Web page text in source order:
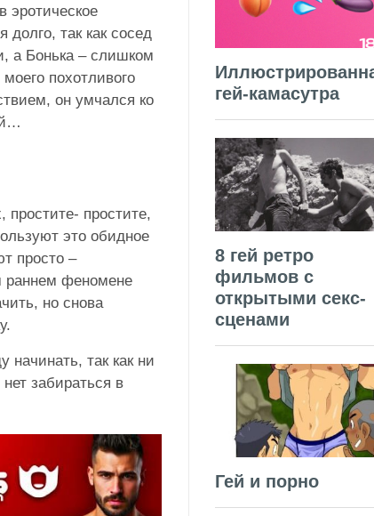
эротическое
так как сосед
а Бонька – слишком
похотливого
он умчался ко
простите- простите,
это обидное
просто –
раннем феномене
но снова
начинать, так как ни
забираться в
гей-камасутра
8 гей ретро
фильмов с
открытыми секс-
сценами
Гей и порно